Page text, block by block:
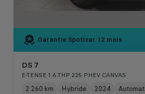
Garantie Spoticar 12 mois
DS 7
E-TENSE 1.6 THP 225 PHEV CANVAS
2 260 km Hybride 2024